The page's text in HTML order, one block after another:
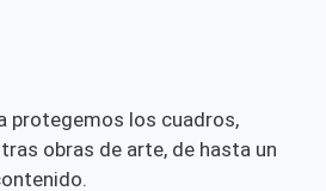
protegemos los cuadros,
obras de arte, de hasta un